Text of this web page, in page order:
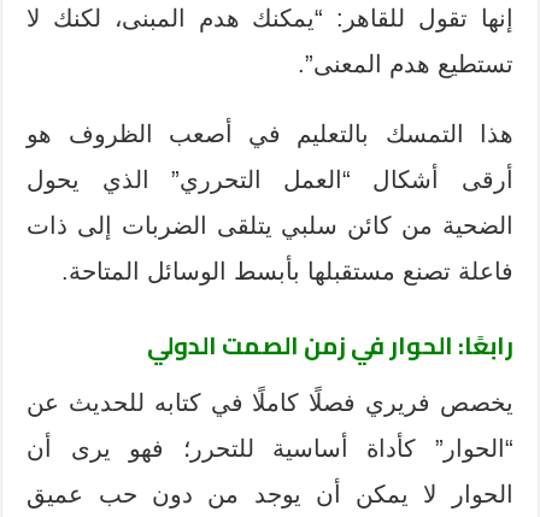
إنها تقول للقاهر: “يمكنك هدم المبنى، لكنك لا
تستطيع هدم المعنى”.
هذا التمسك بالتعليم في أصعب الظروف هو
أرقى أشكال “العمل التحرري” الذي يحول
الضحية من كائن سلبي يتلقى الضربات إلى ذات
فاعلة تصنع مستقبلها بأبسط الوسائل المتاحة.
رابعًا: الحوار في زمن الصمت الدولي
يخصص فريري فصلًا كاملًا في كتابه للحديث عن
“الحوار” كأداة أساسية للتحرر؛ فهو يرى أن
الحوار لا يمكن أن يوجد من دون حب عميق